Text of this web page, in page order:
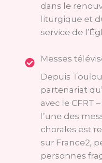
dans le
liturgique et
service de
Messes
Depuis
partenariat
avec le CFRT
l’une des
chorales est
sur France2,
personnes